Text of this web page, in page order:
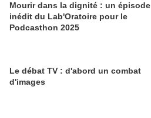
Mourir dans la dignité : un épisode
inédit du Lab'Oratoire pour le
Podcasthon 2025
Le débat TV : d'abord un combat
d'images